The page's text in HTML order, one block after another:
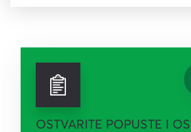
OSTVARITE POPUSTE I